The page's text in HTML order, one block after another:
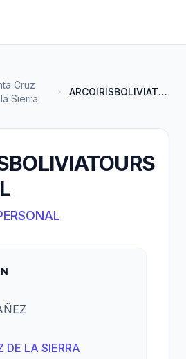
Cruz
Sierra
ARCOIRISBOLIVIATOURS & TRAVEL
DE LA SIERRA